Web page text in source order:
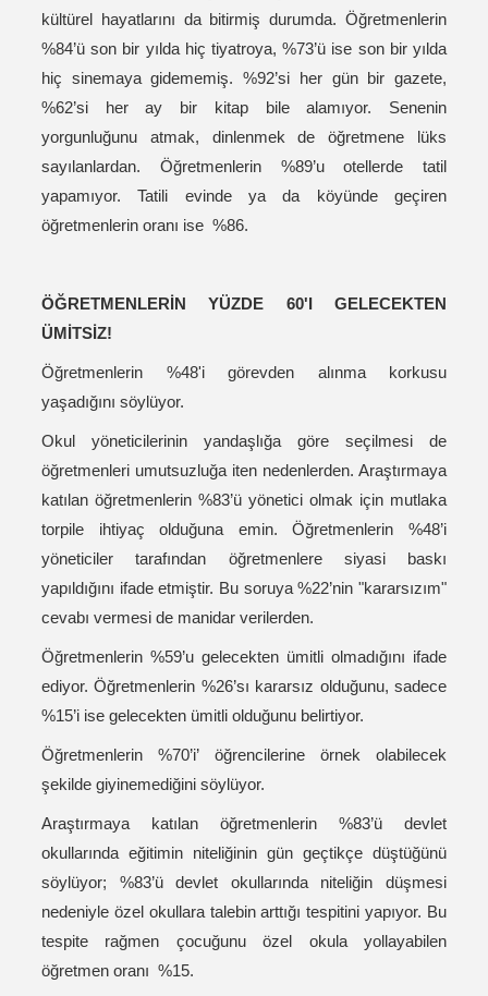
kültürel hayatlarını da bitirmiş durumda. Öğretmenlerin
%84’ü son bir yılda hiç tiyatroya, %73’ü ise son bir yılda
hiç sinemaya gidememiş. %92’si her gün bir gazete,
%62’si her ay bir kitap bile alamıyor. Senenin
yorgunluğunu atmak, dinlenmek de öğretmene lüks
sayılanlardan. Öğretmenlerin %89’u otellerde tatil
yapamıyor. Tatili evinde ya da köyünde geçiren
öğretmenlerin oranı ise %86.
ÖĞRETMENLERİN YÜZDE 60'I GELECEKTEN
ÜMİTSİZ!
Öğretmenlerin %48'i görevden alınma korkusu
yaşadığını söylüyor.
Okul yöneticilerinin yandaşlığa göre seçilmesi de
öğretmenleri umutsuzluğa iten nedenlerden. Araştırmaya
katılan öğretmenlerin %83’ü yönetici olmak için mutlaka
torpile ihtiyaç olduğuna emin. Öğretmenlerin %48’i
yöneticiler tarafından öğretmenlere siyasi baskı
yapıldığını ifade etmiştir. Bu soruya %22’nin "kararsızım"
cevabı vermesi de manidar verilerden.
Öğretmenlerin %59’u gelecekten ümitli olmadığını ifade
ediyor. Öğretmenlerin %26’sı kararsız olduğunu, sadece
%15’i ise gelecekten ümitli olduğunu belirtiyor.
Öğretmenlerin %70’i’ öğrencilerine örnek olabilecek
şekilde giyinemediğini söylüyor.
Araştırmaya katılan öğretmenlerin %83’ü devlet
okullarında eğitimin niteliğinin gün geçtikçe düştüğünü
söylüyor; %83’ü devlet okullarında niteliğin düşmesi
nedeniyle özel okullara talebin arttığı tespitini yapıyor. Bu
tespite rağmen çocuğunu özel okula yollayabilen
öğretmen oranı %15.